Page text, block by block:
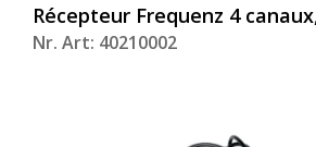
Récepteur Frequenz 4
Nr. Art: 40210002